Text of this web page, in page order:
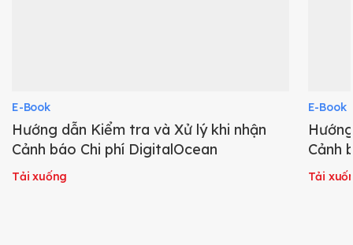
E-Book
Hướng dẫn Kiểm tra và Xử lý khi nhận
Cảnh báo Chi phí DigitalOcean
Tải xuống
E-Book
Cảnh
Tải